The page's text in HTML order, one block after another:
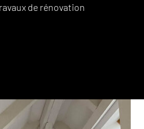
de rénovation